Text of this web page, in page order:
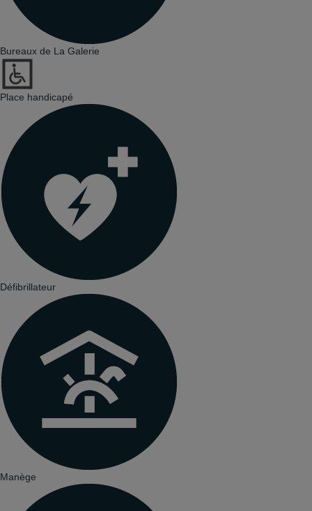
Bureaux de La Galerie
Place handicapé
Défibrillateur
Manège